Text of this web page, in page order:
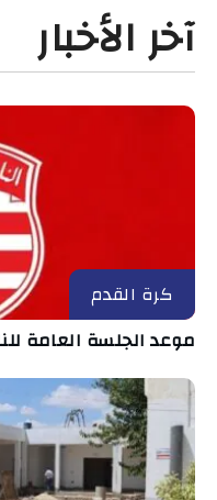
آخر الأخبار
كرة القدم
موعد الجلسة العامة